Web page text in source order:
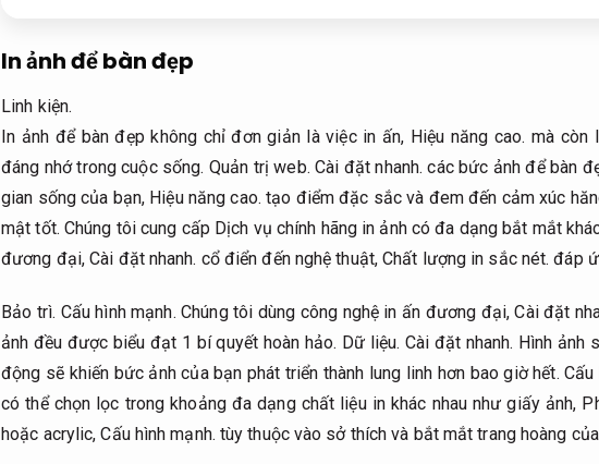
In ảnh để bàn đẹp
Linh kiện.
In ảnh để bàn đẹp không chỉ đơn giản là việc in ấn, Hiệu năng cao. mà còn
đáng nhớ trong cuộc sống. Quản trị web. Cài đặt nhanh. các bức ảnh để bàn
gian sống của bạn, Hiệu năng cao. tạo điểm đặc sắc và đem đến cảm xúc
mật tốt. Chúng tôi cung cấp Dịch vụ chính hãng in ảnh có đa dạng bắt mắt
đương đại,Cài đặt nhanh. cổ điển đến nghệ thuật,Chất lượng in sắc nét. đáp
Bảo trì. Cấu hình mạnh. Chúng tôi dùng công nghệ in ấn đương đại,Cài đặt
ảnh đều được biểu đạt 1 bí quyết hoàn hảo. Dữ liệu. Cài đặt nhanh. Hình ảnh
động sẽ khiến bức ảnh của bạn phát triển thành lung linh hơn bao giờ hết.Cấu
có thể chọn lọc trong khoảng đa dạng chất liệu in khác nhau như giấy ảnh,
hoặc acrylic,Cấu hình mạnh. tùy thuộc vào sở thích và bắt mắt trang hoàng